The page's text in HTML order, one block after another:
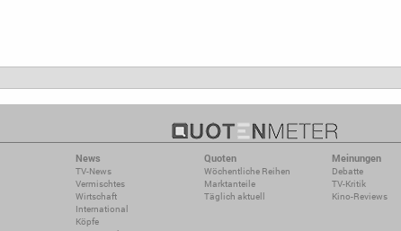
News
TV-News
Vermischtes
Wirtschaft
International
Köpfe
Quoten
Wöchentliche Reihen
Marktanteile
Täglich aktuell
Meinungen
Debatte
TV-Kritik
Kino-Reviews